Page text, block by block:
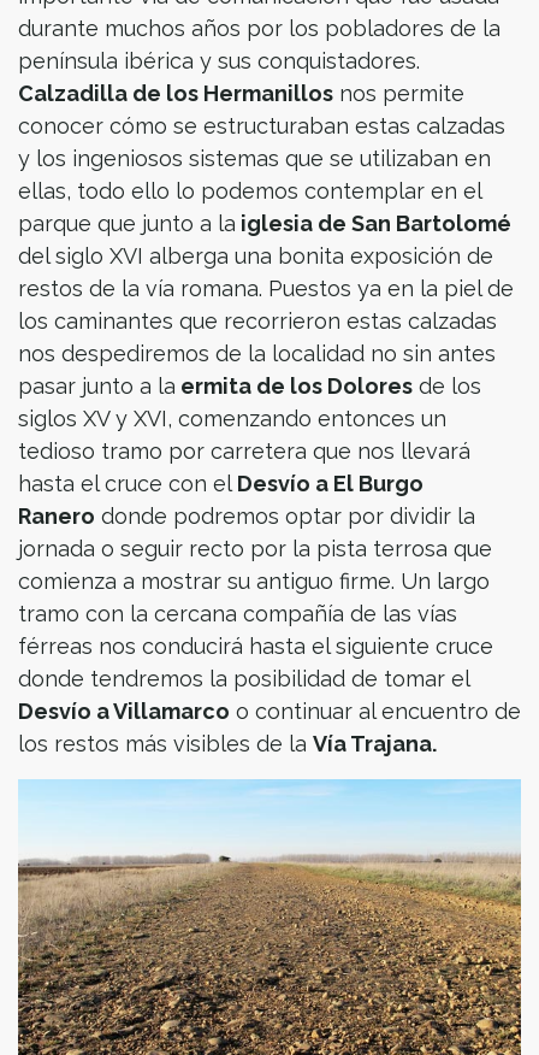
durante muchos años por los pobladores de la
península ibérica y sus conquistadores.
Calzadilla de los Hermanillos nos permite
conocer cómo se estructuraban estas calzadas
y los ingeniosos sistemas que se utilizaban en
ellas, todo ello lo podemos contemplar en el
parque que junto a la iglesia de San Bartolomé
del siglo XVI alberga una bonita exposición de
restos de la vía romana. Puestos ya en la piel de
los caminantes que recorrieron estas calzadas
nos despediremos de la localidad no sin antes
pasar junto a la ermita de los Dolores de los
siglos XV y XVI, comenzando entonces un
tedioso tramo por carretera que nos llevará
hasta el cruce con el Desvío a El Burgo
Ranero donde podremos optar por dividir la
jornada o seguir recto por la pista terrosa que
comienza a mostrar su antiguo firme. Un largo
tramo con la cercana compañía de las vías
férreas nos conducirá hasta el siguiente cruce
donde tendremos la posibilidad de tomar el
Desvío a Villamarco o continuar al encuentro de
los restos más visibles de la Vía Trajana.